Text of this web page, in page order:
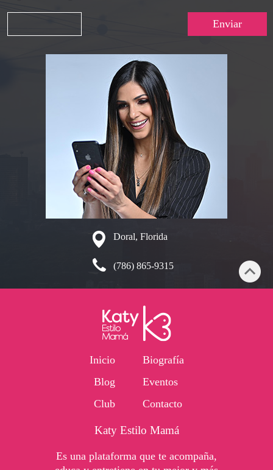
Doral, Florida
(786) 865-9315
Inicio
Blog
Club
Biografía
Eventos
Contacto
Katy Estilo Mamá
Es una plataforma que te acompaña,